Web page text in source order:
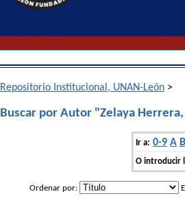
Repositorio Institucional, UNAN-León >
Buscar por Autor "Zelaya
Ir a: 0-9 A B
O introducir
Ordenar por: